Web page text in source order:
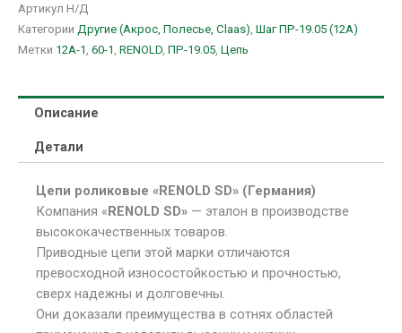
Артикул Н/Д
Категории Другие (Акрос, Полесье, Claas) Шаг ПР-19.05 (12A)
Метки 12А-1 60-1 RENOLD ПР-19.05 Цепь
Описание
Детали
Цепи роликовые «RENOLD SD» (Германия)
Компания «RENOLD SD» — эталон в производстве
высококачественных товаров.
Приводные цепи этой марки отличаются
превосходной износостойкостью и прочностью,
сверх надежны и долговечны.
Они доказали преимущества в сотнях областей